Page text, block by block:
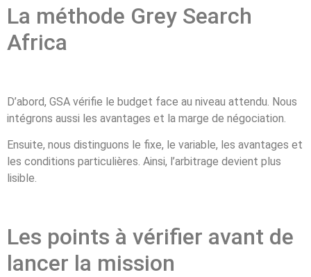
La méthode Grey Search
Africa
D’abord, GSA vérifie le budget face au niveau attendu. Nous
intégrons aussi les avantages et la marge de négociation.
Ensuite, nous distinguons le fixe, le variable, les avantages et
les conditions particulières. Ainsi, l’arbitrage devient plus
lisible.
Les points à vérifier avant de
lancer la mission